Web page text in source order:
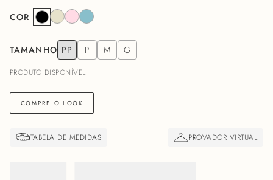
COR
TAMANHO PP P M G
PRODUTO DISPONÍVEL
COMPRE O LOOK